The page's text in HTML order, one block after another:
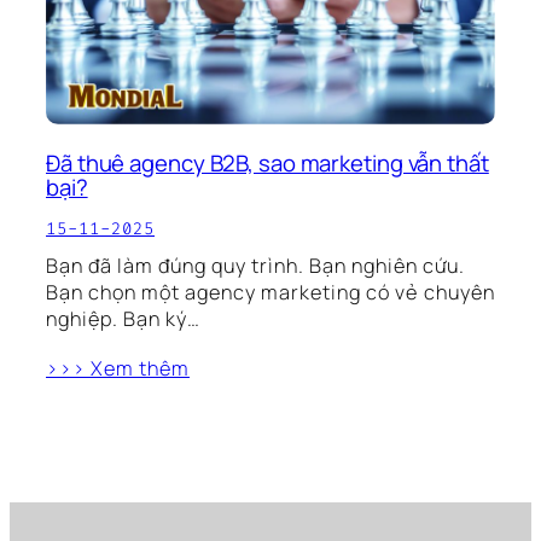
Đã thuê agency B2B, sao marketing vẫn thất
bại?
15-11-2025
Bạn đã làm đúng quy trình. Bạn nghiên cứu.
Bạn chọn một agency marketing có vẻ chuyên
nghiệp. Bạn ký…
>>> Xem thêm